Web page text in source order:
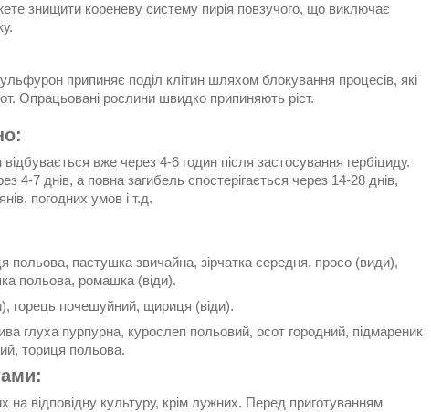
знищити кореневу систему пирія повзучого, що виключає
припиняє поділ клітин шляхом блокування процесів, які
Опрацьовані рослини швидко припиняють ріст.
вже через 4-6 годин після застосування гербіциду.
4-7 днів, а повна загибель спостерігається через 14-28 днів,
погодних умов і т.д.
польова, пастушка звичайна, зірчатка середня, просо (види),
польова, ромашка (віди).
горець почешуйний, щириця (віди).
глуха пурпурна, курослеп польовий, осот городний, підмареник
ториця польова.
на відповідну культуру, крім лужних. Перед приготуванням